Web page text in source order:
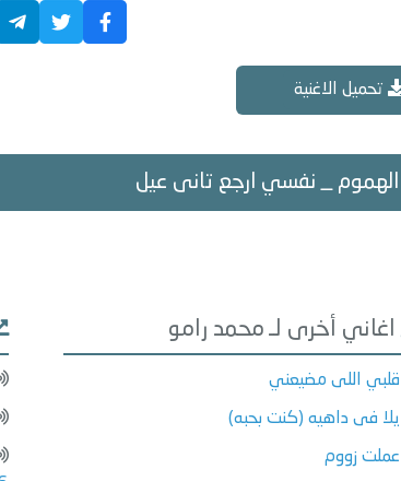
تحميل الاغنية
: الهموم _ نفسي ارجع تانى عيل
اغاني أخرى لـ محمد رامو
قلبي اللى مضيعني
يلا فى داهيه (كنت بحبه)
عملت زووم